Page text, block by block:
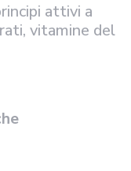
attivi a
vitamine del